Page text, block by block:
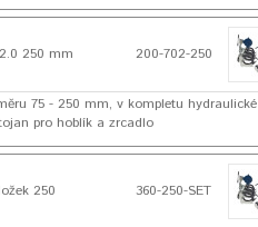
250 mm 200-702-250
75 - 250 mm, v kompletu hydraulické
pro hoblík a zrcadlo
250 360-250-SET